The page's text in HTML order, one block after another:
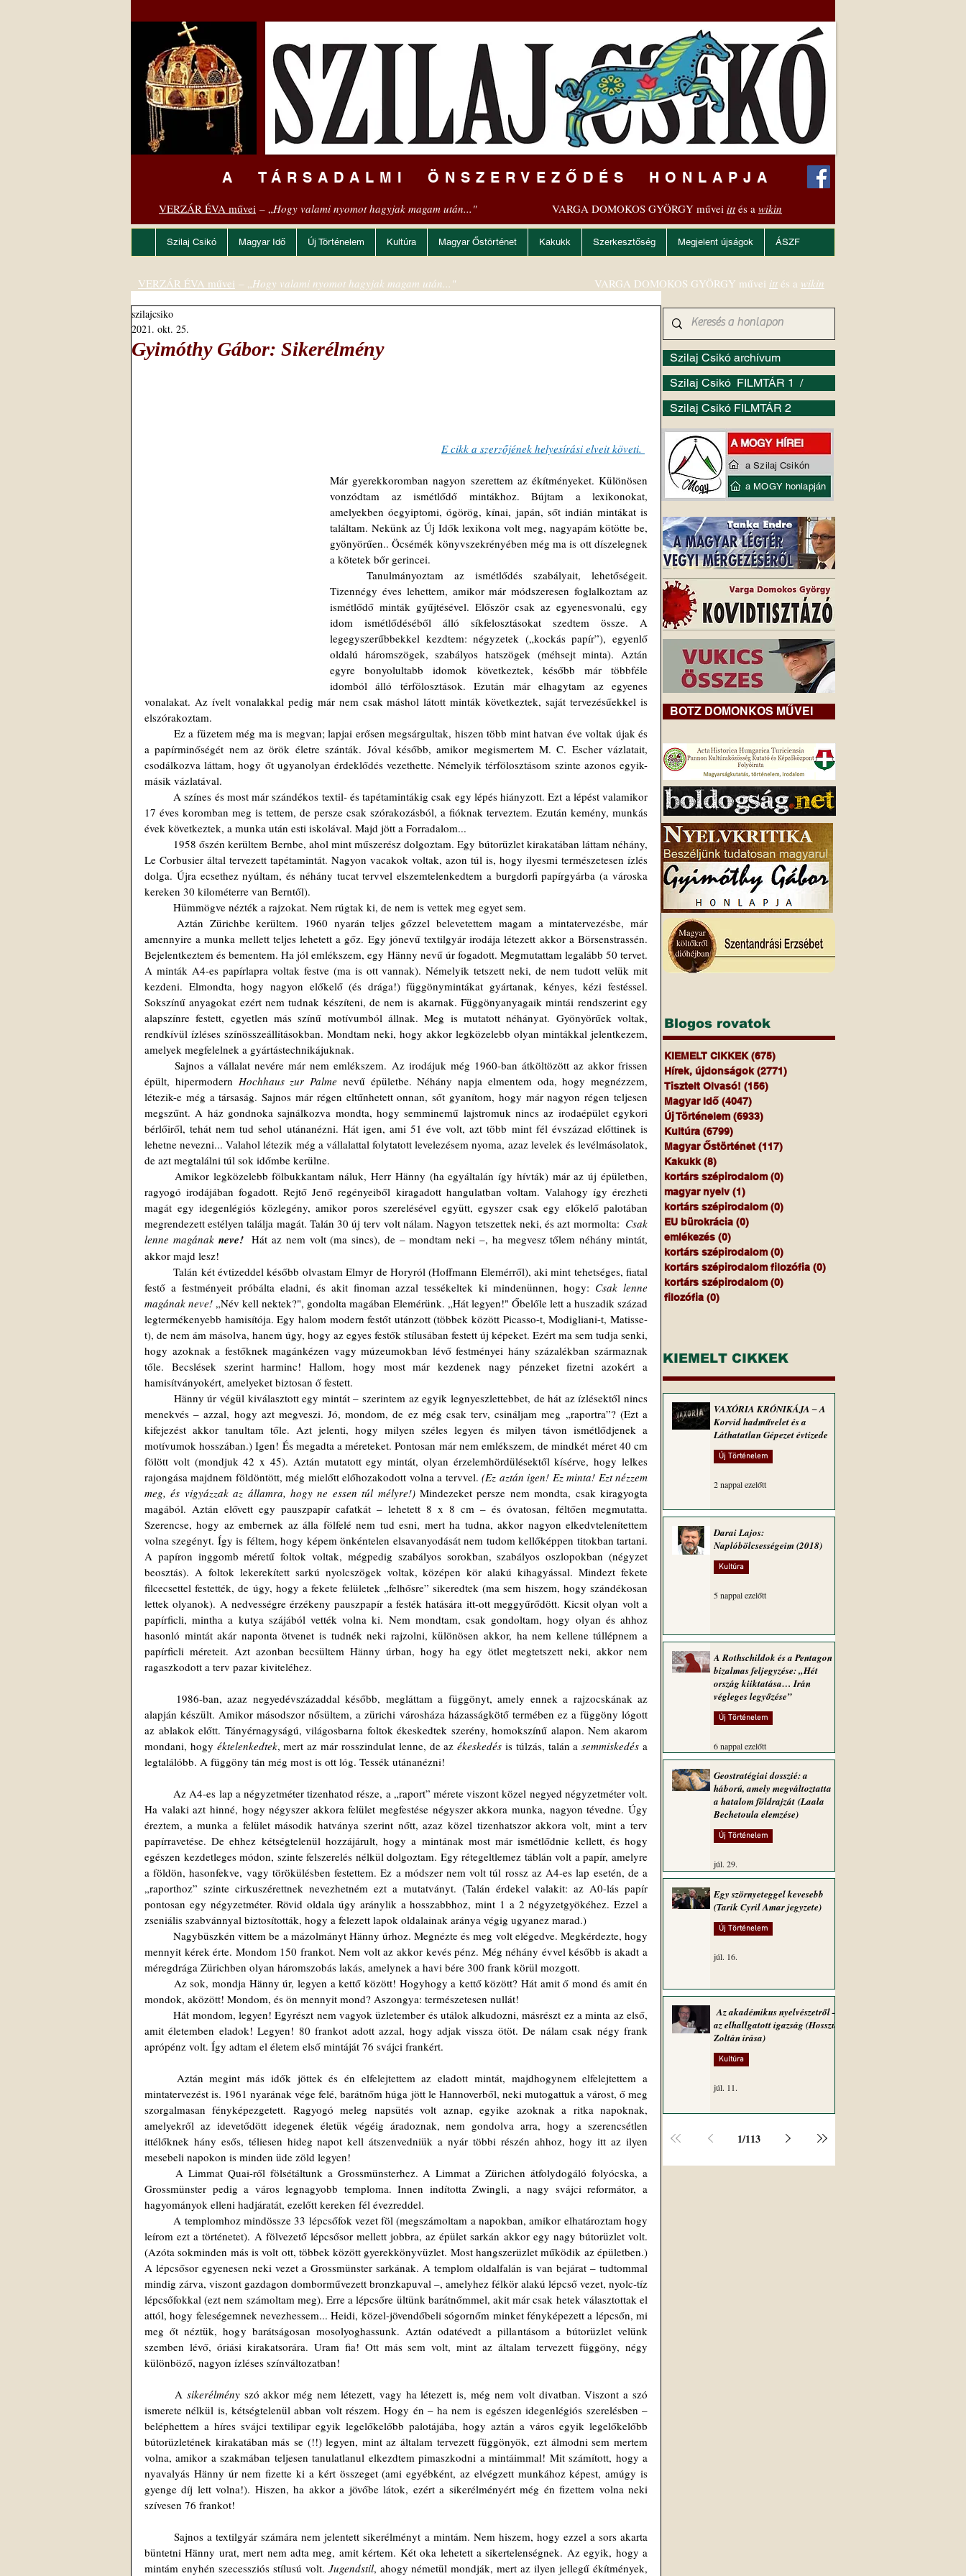
A TÁRSADALMI ÖNSZERVEZŐDÉS HONLAPJA
VERZÁR ÉVA művei – „Hogy valami nyomot hagyjak magam után..." VARGA DOMOKOS GYÖRGY művei ittés a wikin
Szilaj Csikó Magyar Idő Új Történelem Kultúra Magyar Őstörténet Kakukk Szerkesztőség Megjelent újságok ÁSZF
Gyimóthy Gábor: Sikerélmény
szilajcsiko
2021. okt. 25.
E cikk a szerzőjének helyesírási elveit követi.
Már gyerekkoromban nagyon szerettem az ékítményeket. Különösen
vonzódtam az ismétlődő mintákhoz. Bújtam a lexikonokat,
amelyekben óegyiptomi, ógörög, kínai, japán, sőt indián mintákat is
találtam. Nekünk az Új Idők lexikona volt meg, nagyapám kötötte be,
gyönyörűen.. Öcsémék könyvszekrényében még ma is ott díszelegnek
a kötetek bőr gerincei.
Tizennégy éves lehettem, amikor már módszeresen foglalkoztam az
ismétlődő minták gyűjtésével. Először csak az egyenesvonalú, egy
idom ismétlődéséből álló síkfelosztásokat szedtem össze. A
legegyszerűbbekkel kezdtem: négyzetek („kockás papír”), egyenlő
oldalú háromszögek, szabályos hatszögek (méhsejt minta). Aztán
egyre bonyolultabb idomok következtek, később már többféle
idomból álló térfölosztások. Ezután már elhagytam az egyenes
vonalakat. Az ívelt vonalakkal pedig már nem csak máshol látott minták következtek, saját tervezésűekkel is
elszórakoztam.
a papírminőségét nem az örök életre szánták. Jóval később, amikor megismertem M. C. Escher vázlatait,
csodálkozva láttam, hogy őt ugyanolyan érdeklődés vezethette. Némelyik térfölosztásom szinte azonos egyik-
másik vázlatával.
	A színes és most már szándékos textil- és tapétamintákig csak egy lépés hiányzott. Ezt a lépést valamikor
17 éves koromban meg is tettem, de persze csak szórakozásból, a fióknak terveztem. Ezután kemény, munkás
évek következtek, a munka után esti iskolával. Majd jött a Forradalom...
Le Corbusier által tervezett tapétamintát. Nagyon vacakok voltak, azon túl is, hogy ilyesmi természetesen ízlés
dolga. Újra ecsethez nyúltam, és néhány tucat tervvel elszemtelenkedtem a burgdorfi papírgyárba (a városka
kereken 30 kilométerre van Berntől).
	Hümmögve nézték a rajzokat. Nem rúgtak ki, de nem is vettek meg egyet sem.
amennyire a munka mellett teljes lehetett a gőz. Egy jónevű textilgyár irodája létezett akkor a Börsenstrassén.
Bejelentkeztem és bementem. Ha jól emlékszem, egy Hänny nevű úr fogadott. Megmutattam legalább 50 tervet.
A minták A4-es papírlapra voltak festve (ma is ott vannak). Némelyik tetszett neki, de nem tudott velük mit
kezdeni. Elmondta, hogy nagyon előkelő (és drága!) függönymintákat gyártanak, kényes, kézi festéssel.
Sokszínű anyagokat ezért nem tudnak készíteni, de nem is akarnak. Függönyanyagaik mintái rendszerint egy
alapszínre festett, egyetlen más színű motívumból állnak. Meg is mutatott néhányat. Gyönyörűek voltak,
rendkívül ízléses színösszeállításokban. Mondtam neki, hogy akkor legközelebb olyan mintákkal jelentkezem,
amelyek megfelelnek a gyártástechnikájuknak.
	Sajnos a vállalat nevére már nem emlékszem. Az irodájuk még 1960-ban átköltözött az akkor frissen
épült, hipermodern Hochhaus zur Palme nevű épületbe. Néhány napja elmentem oda, hogy megnézzem,
létezik-e még a társaság. Sajnos már régen eltűnhetett onnan, sőt gyanítom, hogy már nagyon régen teljesen
megszűnt. A ház gondnoka sajnálkozva mondta, hogy semminemű lajstromuk nincs az irodaépület egykori
bérlőiről, tehát nem tud sehol utánanézni. Hát igen, ami 51 éve volt, azt több mint fél évszázad előttinek is
lehetne nevezni... Valahol létezik még a vállalattal folytatott levelezésem nyoma, azaz levelek és levélmásolatok,
de azt megtalálni túl sok időmbe kerülne.
ragyogó irodájában fogadott. Rejtő Jenő regényeiből kiragadott hangulatban voltam. Valahogy így érezheti
magát egy idegenlégiós közlegény, amikor poros szerelésével együtt, egyszer csak egy előkelő palotában
megrendezett estélyen találja magát. Talán 30 új terv volt nálam. Nagyon tetszettek neki, és azt mormolta: Csak
lenne magának neve!
  Hát az nem volt (ma sincs), de – mondtam neki –, ha megvesz tőlem néhány mintát,
akkor majd lesz!
	Talán két évtizeddel később olvastam Elmyr de Horyról (Hoffmann Elemérről), aki mint tehetséges, fiatal
festő a festményeit próbálta eladni, és akit finoman azzal tessékeltek ki mindenünnen, hogy: Csak lenne
magának neve! „Név kell nektek?", gondolta magában Elemérünk. „Hát legyen!" Őbelőle lett a huszadik század
legtermékenyebb hamisítója. Egy halom modern festőt utánzott (többek között Picasso-t, Modigliani-t, Matisse-
t), de nem ám másolva, hanem úgy, hogy az egyes festők stílusában festett új képeket. Ezért ma sem tudja senki,
hogy azoknak a festőknek magánkézen vagy múzeumokban lévő festményei hány százalékban származnak
tőle. Becslések szerint harminc! Hallom, hogy most már kezdenek nagy pénzeket fizetni azokért a
hamisítványokért, amelyeket biztosan ő festett.
menekvés – azzal, hogy azt megveszi. Jó, mondom, de ez még csak terv, csináljam meg „raportra”? (Ezt a
kifejezést akkor tanultam tőle. Azt jelenti, hogy milyen széles legyen és milyen távon ismétlődjenek a
motívumok hosszában.) Igen! És megadta a méreteket. Pontosan már nem emlékszem, de mindkét méret 40 cm
fölött volt (mondjuk 42 x 45). Aztán mutatott egy mintát, olyan érzelemhördülésektől kísérve, hogy lelkes
rajongása majdnem földöntött, még mielőtt előhozakodott volna a tervvel. (Ez aztán igen! Ez minta! Ezt nézzem
meg, és vigyázzak az államra, hogy ne essen túl mélyre!) Mindezeket persze nem mondta, csak kiragyogta
magából. Aztán elővett egy pauszpapír cafatkát – lehetett 8 x 8 cm – és óvatosan, féltően megmutatta.
Szerencse, hogy az embernek az álla fölfelé nem tud esni, mert ha tudna, akkor nagyon elkedvtelenítettem
volna szegényt. Így is féltem, hogy képem önkéntelen elsavanyodását nem tudom kellőképpen titokban tartani.
A papíron inggomb méretű foltok voltak, mégpedig szabályos sorokban, szabályos oszlopokban (négyzet
beosztás). A foltok lekerekített sarkú nyolcszögek voltak, középen kör alakú kihagyással. Mindezt fekete
filcecsettel festették, de úgy, hogy a fekete felületek „felhősre” sikeredtek (ma sem hiszem, hogy szándékosan
lettek olyanok). A nedvességre érzékeny pauszpapír a festék hatására itt-ott meggyűrődött. Kicsit olyan volt a
papírficli, mintha a kutya szájából vették volna ki. Nem mondtam, csak gondoltam, hogy olyan és ahhoz
hasonló mintát akár naponta ötvenet is tudnék neki rajzolni, különösen akkor, ha nem kellene túllépnem a
papírficli méreteit. Azt azonban becsültem Hänny úrban, hogy ha egy ötlet megtetszett neki, akkor nem
ragaszkodott a terv pazar kiviteléhez.
alapján készült. Amikor másodszor nősültem, a zürichi városháza házasságkötő termében ez a függöny lógott
az ablakok előtt. Tányérnagyságú, világosbarna foltok ékeskedtek szerény, homokszínű alapon. Nem akarom
mondani, hogy éktelenkedtek, mert az már rosszindulat lenne, de az ékeskedés is túlzás, talán a semmiskedés a
legtalálóbb. A függöny tán még most is ott lóg. Tessék utánanézni!
	Az A4-es lap a négyzetméter tizenhatod része, a „raport” mérete viszont közel negyed négyzetméter volt.
Ha valaki azt hinné, hogy négyszer akkora felület megfestése négyszer akkora munka, nagyon tévedne. Úgy
éreztem, a munka a felület második hatványa szerint nőtt, azaz közel tizenhatszor akkora volt, mint a terv
papírravetése. De ehhez kétségtelenül hozzájárult, hogy a mintának most már ismétlődnie kellett, és hogy
egészen kezdetleges módon, szinte felszerelés nélkül dolgoztam. Egy rétegeltlemez táblán volt a papír, amelyre
a földön, hasonfekve, vagy törökülésben festettem. Ez a módszer nem volt túl rossz az A4-es lap esetén, de a
„raporthoz” szinte cirkuszérettnek nevezhetném ezt a mutatványt. (Talán érdekel valakit: az A0-lás papír
pontosan egy négyzetméter. Rövid oldala úgy aránylik a hosszabbhoz, mint 1 a 2 négyzetgyökéhez. Ezzel a
zseniális szabvánnyal biztosították, hogy a felezett lapok oldalainak aránya végig ugyanez marad.)
	Nagybüszkén vittem be a mázolmányt Hänny úrhoz. Megnézte és meg volt elégedve. Megkérdezte, hogy
mennyit kérek érte. Mondom 150 frankot. Nem volt az akkor kevés pénz. Még néhány évvel később is akadt a
méregdrága Zürichben olyan háromszobás lakás, amelynek a havi bére 300 frank körül mozgott.
mondok, aközött! Mondom, és ön mennyit mond? Aszongya: természetesen nullát!
	Hát mondom, legyen! Egyrészt nem vagyok üzletember és utálok alkudozni, másrészt ez a minta az első,
amit életemben eladok! Legyen! 80 frankot adott azzal, hogy adjak vissza ötöt. De nálam csak négy frank
aprópénz volt. Így adtam el életem első mintáját 76 svájci frankért.
mintatervezést is. 1961 nyarának vége felé, barátnőm húga jött le Hannoverből, neki mutogattuk a várost, ő meg
szorgalmasan fényképezgetett. Ragyogó meleg napsütés volt aznap, egyike azoknak a ritka napoknak,
amelyekről az idevetődött idegenek életük végéig áradoznak, nem gondolva arra, hogy a szerencsétlen
ittélőknek hány esős, téliesen hideg napot kell átszenvedniük a nyár többi részén ahhoz, hogy itt az ilyen
mesebeli napokon is minden üde zöld legyen!
Grossmünster pedig a város legnagyobb temploma. Innen indította Zwingli, a nagy svájci reformátor, a
hagyományok elleni hadjáratát, ezelőtt kereken fél évezreddel.
	A templomhoz mindössze 33 lépcsőfok vezet föl (megszámoltam a napokban, amikor elhatároztam hogy
leírom ezt a történetet). A fölvezető lépcsősor mellett jobbra, az épület sarkán akkor egy nagy bútorüzlet volt.
(Azóta sokminden más is volt ott, többek között gyerekkönyvüzlet. Most hangszerüzlet működik az épületben.)
A lépcsősor egyenesen neki vezet a Grossmünster sarkának. A templom oldalfalán is van bejárat – tudtommal
mindig zárva, viszont gazdagon domborművezett bronzkapuval –, amelyhez félkör alakú lépcső vezet, nyolc-tíz
lépcsőfokkal (ezt nem számoltam meg). Erre a lépcsőre ültünk barátnőmmel, akit már csak hetek választottak el
attól, hogy feleségemnek nevezhessem... Heidi, közel-jövendőbeli sógornőm minket fényképezett a lépcsőn, mi
meg őt néztük, hogy barátságosan mosolyoghassunk. Aztán odatévedt a pillantásom a bútorüzlet velünk
szemben lévő, óriási kirakatsorára. Uram fia! Ott más sem volt, mint az általam tervezett függöny, négy
különböző, nagyon ízléses színváltozatban!
	A
sikerélmény szó akkor még nem létezett, vagy ha létezett is, még nem volt divatban. Viszont a szó
ismerete nélkül is, kétségtelenül abban volt részem. Hogy én – ha nem is egészen idegenlégiós szerelésben –
beléphettem a híres svájci textilipar egyik legelőkelőbb palotájába, hogy aztán a város egyik legelőkelőbb
bútorüzletének kirakatában más se (!!) legyen, mint az általam tervezett függönyök, ezt álmodni sem mertem
volna, amikor a szakmában teljesen tanulatlanul elkezdtem pimaszkodni a mintáimmal! Mit számított, hogy a
nyavalyás Hänny úr nem fizette ki a kért összeget (ami egyébként, az elvégzett munkához képest, amúgy is
gyenge díj lett volna!). Hiszen, ha akkor a jövőbe látok, ezért a sikerélményért még én fizettem volna neki
szívesen 76 frankot!
	Sajnos a textilgyár számára nem jelentett sikerélményt a mintám. Nem hiszem, hogy ezzel a sors akarta
büntetni Hänny urat, mert nem adta meg, amit kértem. Két oka lehetett a sikertelenségnek. Az egyik, hogy a
mintám enyhén szecessziós stílusú volt. Jugendstil, ahogy németül mondják, mert az ilyen jellegű ékítmények,
Szilaj Csikó archívum
Szilaj Csikó FILMTÁR 1 /
Szilaj Csikó FILMTÁR 2
VERZÁR ÉVA művei – „Hogy valami nyomot hagyjak magam után..." VARGA DOMOKOS GYÖRGY művei itt és a wikin
BOTZ DOMONKOS MŰVEI
Blogos rovatok
KIEMELT CIKKEK (675)
Hírek, újdonságok (2771)
Tisztelt Olvasó! (156)
Magyar Idő (4047)
Új Történelem (6933)
Kultúra (6799)
Magyar Őstörténet (117)
Kakukk (8)
kortárs szépirodalom (0)
magyar nyelv (1)
kortárs szépirodalom (0)
EU bürokrácia (0)
emlékezés (0)
kortárs szépirodalom (0)
kortárs szépirodalom filozófia (0)
kortárs szépirodalom (0)
filozófia (0)
KIEMELT CIKKEK
VAXÓRIA KRÓNIKÁJA ‒ A
Korvid hadművelet és a
Láthatatlan Gépezet évtizede
Új Történelem
2 nappal ezelőtt
Darai Lajos:
Naplóbölcsességeim (2018)
Kultúra
5 nappal ezelőtt
A Rothschildok és a Pentagon
bizalmas feljegyzése: „Hét
ország kiiktatása… Irán
végleges legyőzése”
Új Történelem
6 nappal ezelőtt
Geostratégiai dosszié: a
háború, amely megváltoztatta
a hatalom földrajzát (Laala
Bechetoula elemzése)
Új Történelem
júl. 29.
Egy szörnyeteggel kevesebb
(Tarik Cyril Amar jegyzete)
Új Történelem
júl. 16.
Az akadémikus nyelvészetről –
az elhallgatott igazság (Hosszú
Zoltán írása)
Kultúra
júl. 11.
1/113
a Szilaj Csikón
a MOGY honlapján